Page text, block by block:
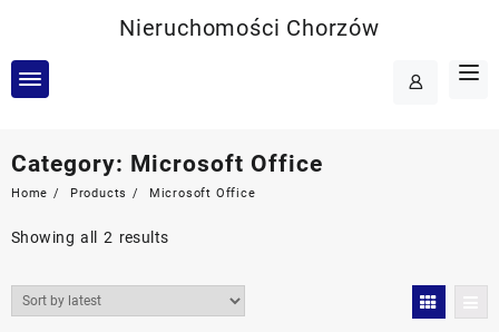
content
Nieruchomości Chorzów
Category: Microsoft Office
Home Products Microsoft Office
Showing all 2 results